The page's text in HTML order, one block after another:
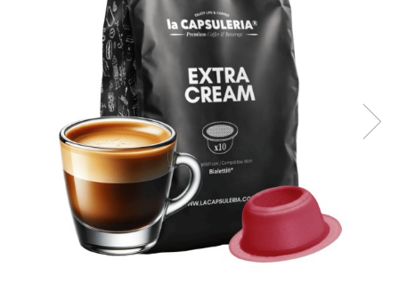
Capsule compatibile Uno System
Capsule compatibile Caffitaly
PADURI CAFEA & MONODOZE
Paduri cafea ESE44
CAFEA MACINATA